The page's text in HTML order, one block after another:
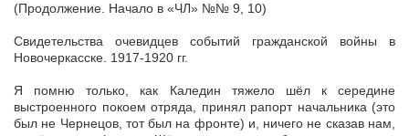
(Продолжение. Начало в «ЧЛ» №№ 9, 10)
Свидетельства очевидцев событий гражданской войны в
Новочеркасске. 1917-1920 гг.
Я помню только, как Каледин тяжело шёл к середине
выстроенного покоем отряда, принял рапорт начальника (это
был не Чернецов, тот был на фронте) и, ничего не сказав нам,